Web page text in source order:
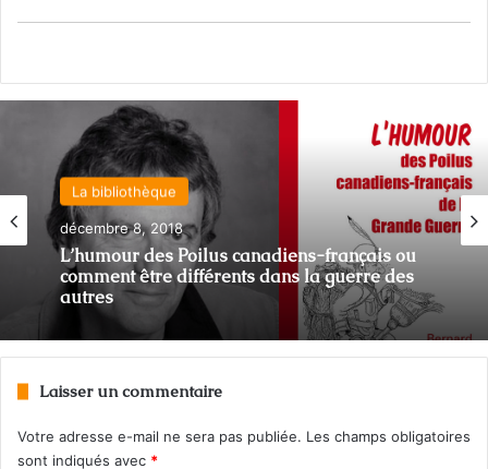
La bibliothèque
décembre 8, 2018
L’humour des Poilus canadiens-français ou
comment être différents dans la guerre des
autres
Laisser un commentaire
Votre adresse e-mail ne sera pas publiée. Les champs obligatoires
sont indiqués avec *